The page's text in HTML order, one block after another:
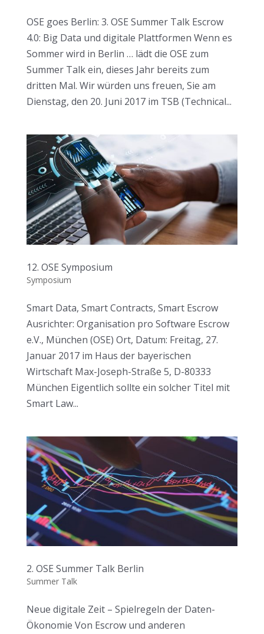
OSE goes Berlin: 3. OSE Summer Talk Escrow
4.0: Big Data und digitale Plattformen Wenn es
Sommer wird in Berlin … lädt die OSE zum
Summer Talk ein, dieses Jahr bereits zum
dritten Mal. Wir würden uns freuen, Sie am
Dienstag, den 20. Juni 2017 im TSB (Technical...
12. OSE Symposium
Symposium
Smart Data, Smart Contracts, Smart Escrow
Ausrichter: Organisation pro Software Escrow
e.V., München (OSE) Ort, Datum: Freitag, 27.
Januar 2017 im Haus der bayerischen
Wirtschaft Max-Joseph-Straße 5, D-80333
München Eigentlich sollte ein solcher Titel mit
Smart Law...
2. OSE Summer Talk Berlin
Summer Talk
Neue digitale Zeit – Spielregeln der Daten-
Ökonomie Von Escrow und anderen